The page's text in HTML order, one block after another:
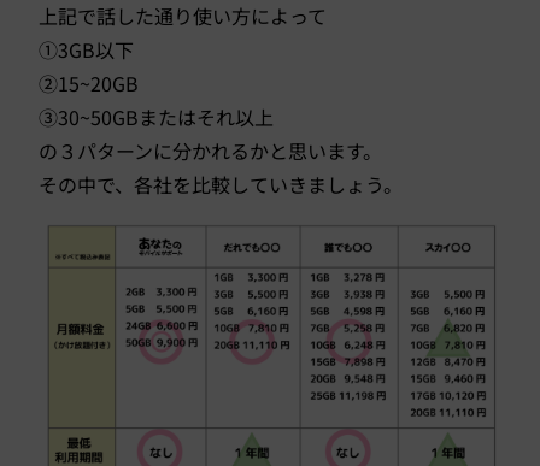
上記で話した通り使い方によって
①3GB以下
②15~20GB
③30~50GBまたはそれ以上
の３パターンに分かれるかと思います。
その中で、各社を比較していきましょう。